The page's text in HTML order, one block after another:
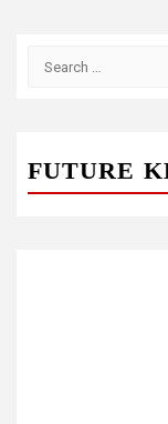
FUTURE